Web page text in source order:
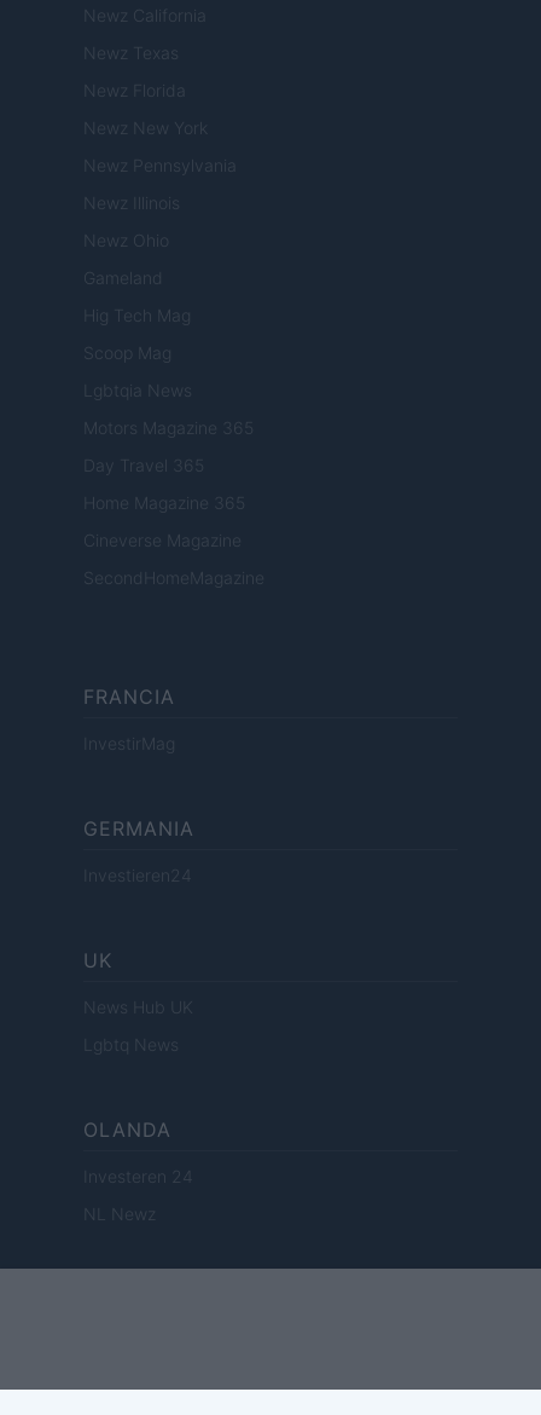
Newz California
Newz Texas
Newz Florida
Newz New York
Newz Pennsylvania
Newz Illinois
Newz Ohio
Gameland
Hig Tech Mag
Scoop Mag
Lgbtqia News
Motors Magazine 365
Day Travel 365
Home Magazine 365
Cineverse Magazine
SecondHomeMagazine
FRANCIA
InvestirMag
GERMANIA
Investieren24
UK
News Hub UK
Lgbtq News
OLANDA
Investeren 24
NL Newz